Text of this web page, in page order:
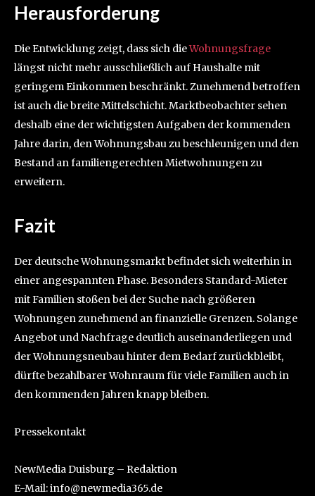
Herausforderung
Die Entwicklung zeigt, dass sich dieWohnungsfrage
längst nicht mehr ausschließlich auf Haushalte mit
geringem Einkommen beschränkt. Zunehmend betroffen
ist auch die breite Mittelschicht. Marktbeobachter sehen
deshalb eine der wichtigsten Aufgaben der kommenden
Jahre darin, den Wohnungsbau zu beschleunigen und den
Bestand an familiengerechten Mietwohnungen zu
erweitern.
Fazit
Der deutsche Wohnungsmarkt befindet sich weiterhin in
einer angespannten Phase. Besonders Standard-Mieter
mit Familien stoßen bei der Suche nach größeren
Wohnungen zunehmend an finanzielle Grenzen. Solange
Angebot und Nachfrage deutlich auseinanderliegen und
der Wohnungsneubau hinter dem Bedarf zurückbleibt,
dürfte bezahlbarer Wohnraum für viele Familien auch in
den kommenden Jahren knapp bleiben.
Pressekontakt
NewMedia Duisburg – Redaktion
E-Mail: info@newmedia365.de